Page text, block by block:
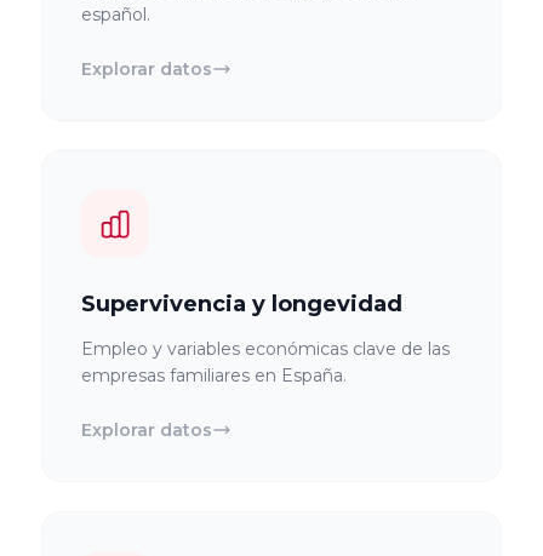
español.
Explorar datos
Supervivencia y longevidad
Empleo y variables económicas clave de las
empresas familiares en España.
Explorar datos